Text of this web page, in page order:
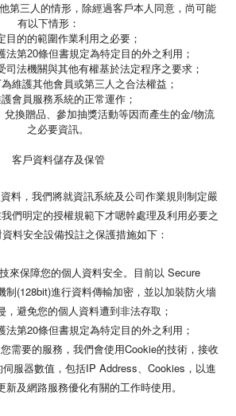
第三人的情形，除經過客戶本人同意，尚可能
有以下情形：
目的的範圍作業利用之必要；
法第20條但書規定為特定目的外之利用；
司法機關與其他有權基於法定程序之要求；
維護其他會員或第三人之合法權益；
會員服務系統的正常運作；
兌換贈品、參加抽獎活動等因而產生的金/物流
之必要資訊。
客戶資料儲存及保管
，我們將就資訊系統及公司作業規則制定嚴
們明定的授權規範下才嗯幹處理及利用必要之
資料安全設備投註之保護措施如下：
來保障您的個人資料安全。目前以 Secure
制(128bit)進行資料傳輸加密，並以加裝防火墻
，避免您的個人資料遭到非法存取；
法第20條但書規定為特定目的外之利用；
需要的服務，我們會使用Cookie的技術，接收
服器數值，包括IP Address、Cookies，以進
新及網路服務優化有關的工作時使用。